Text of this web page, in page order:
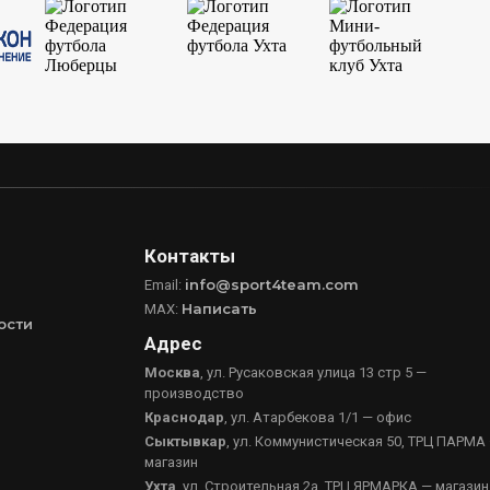
Контакты
Email: info@sport4team.com
MAX: Написать
Адрес
Москва , ул. Русаковская улица 13 стр 5 —
производство
Краснодар , ул. Атарбекова 1/1 — офис
Сыктывкар , ул. Коммунистическая 50, ТРЦ
магазин
Ухта , ул. Строительная 2а, ТРЦ ЯРМАРКА — магазин